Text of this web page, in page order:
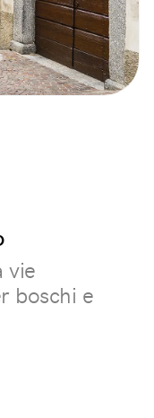
vie
boschi e